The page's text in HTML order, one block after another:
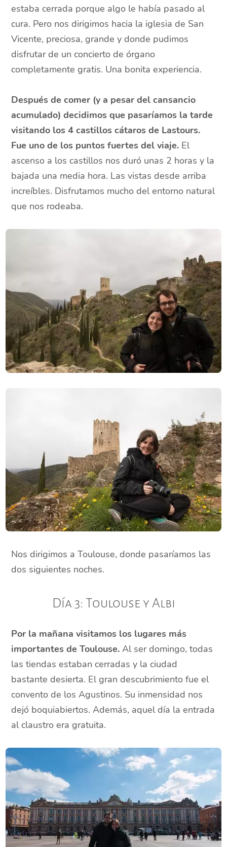
estaba cerrada porque algo le había pasado al
cura. Pero nos dirigimos hacia la iglesia de San
Vicente, preciosa, grande y donde pudimos
disfrutar de un concierto de órgano
completamente gratis. Una bonita experiencia.
Después de comer (y a pesar del cansancio
acumulado) decidimos que pasaríamos la tarde
visitando los 4 castillos cátaros de Lastours.
Fue uno de los puntos fuertes del viaje. El
ascenso a los castillos nos duró unas 2 horas y la
bajada una media hora. Las vistas desde arriba
increíbles. Disfrutamos mucho del entorno natural
que nos rodeaba.
Nos dirigimos a Toulouse, donde pasaríamos las
dos siguientes noches.
Día 3: Toulouse y Albi
Por la mañana visitamos los lugares más
importantes de Toulouse.Al ser domingo, todas
las tiendas estaban cerradas y la ciudad
bastante desierta. El gran descubrimiento fue el
convento de los Agustinos. Su inmensidad nos
dejó boquiabiertos. Además, aquel día la entrada
al claustro era gratuita.